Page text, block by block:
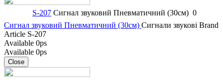
S-207 Сигнал звуковий Пневматичний (30см) 0
Сигнал звуковий Пневматичний (30см) Сигнали звукові Brand
Article S-207
Available 0ps
Available 0ps
Close